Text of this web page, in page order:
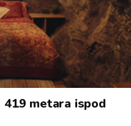
metara ispod